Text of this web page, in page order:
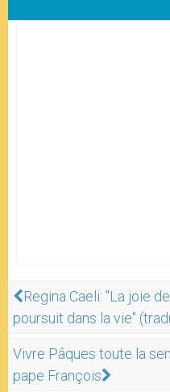
Regina Caeli: "La joie
poursuit dans la vie"
Vivre Pâques toute la
pape François